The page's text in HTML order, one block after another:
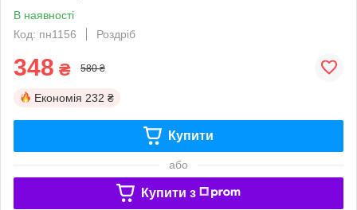
В наявності
Код: пн1156
Роздріб
348 ₴ 580 ₴
Економія 232 ₴
Купити
або
Купити з